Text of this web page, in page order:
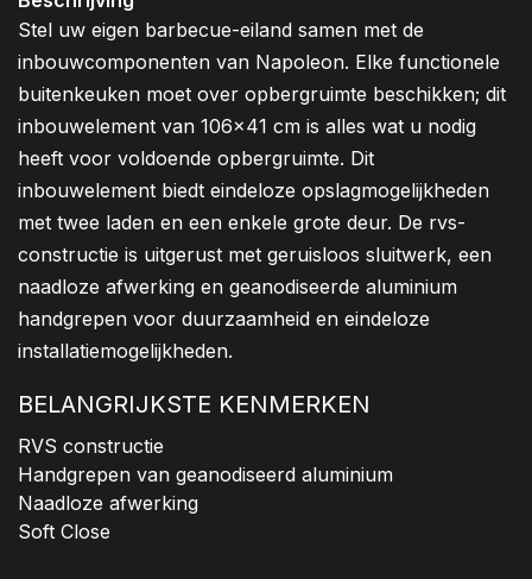
Stel uw eigen barbecue-eiland samen met de
inbouwcomponenten van Napoleon. Elke functionele
buitenkeuken moet over opbergruimte beschikken; dit
inbouwelement van 106x41 cm is alles wat u nodig
heeft voor voldoende opbergruimte. Dit
inbouwelement biedt eindeloze opslagmogelijkheden
met twee laden en een enkele grote deur. De rvs-
constructie is uitgerust met geruisloos sluitwerk, een
naadloze afwerking en geanodiseerde aluminium
handgrepen voor duurzaamheid en eindeloze
installatiemogelijkheden.
BELANGRIJKSTE KENMERKEN
RVS constructie
Handgrepen van geanodiseerd aluminium
Naadloze afwerking
Soft Close